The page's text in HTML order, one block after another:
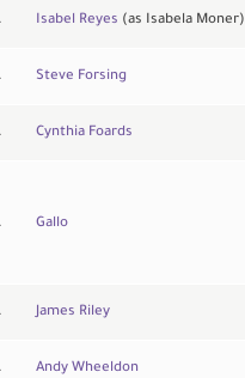
Isabel Reyes (as Isabela Moner)
Steve Forsing
Cynthia Foards
Gallo
James Riley
Andy Wheeldon